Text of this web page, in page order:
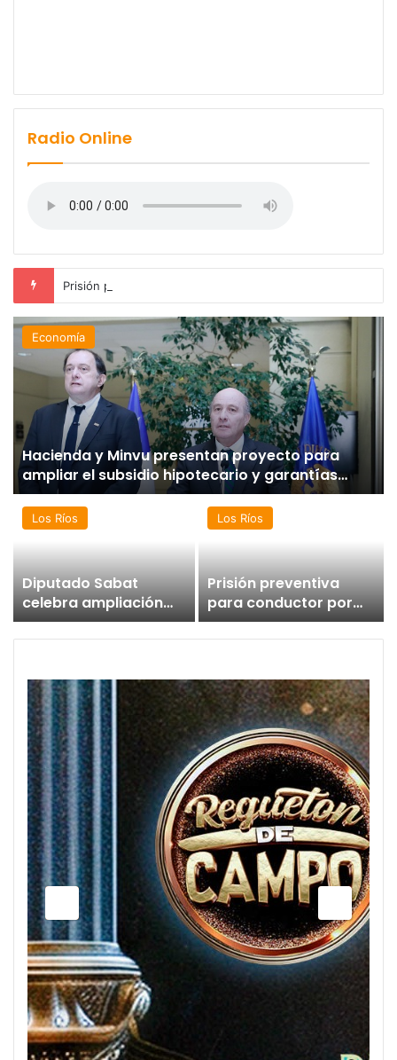
Radio Online
Economía
Hacienda y Minvu presentan proyecto para
ampliar el subsidio hipotecario y garantías
estatales
Los Ríos
Diputado Sabat
celebra ampliación
del subsidio
hipotecario con
6.000 UF
Los Ríos
Prisión preventiva
para conductor por
atropello múltiple con
resultado de muerte